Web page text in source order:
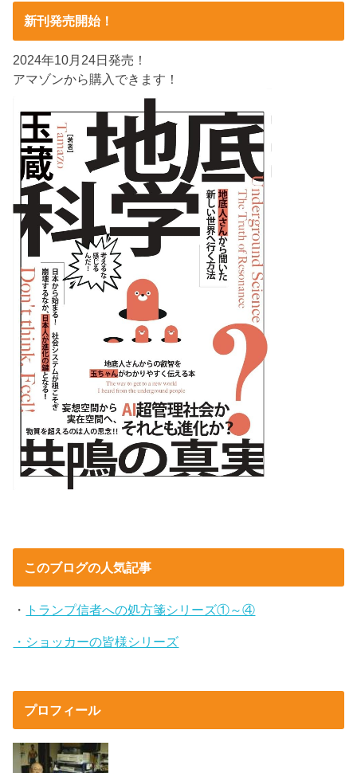
新刊発売開始！
2024年10月24日発売！
アマゾンから購入できます！
このブログの人気記事
・ トランプ信者への処方箋シリーズ①～④
・ショッカーの皆様シリーズ
プロフィール